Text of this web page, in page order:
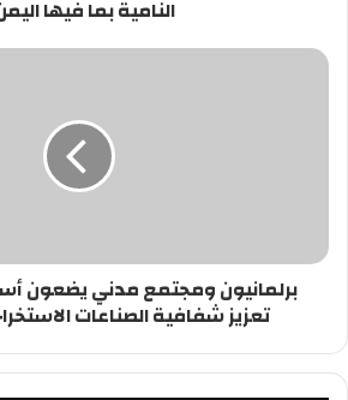
النامية بما فيها
برلمانيون ومجتمع مدني يضعون
تعزيز شفافية الصناعات